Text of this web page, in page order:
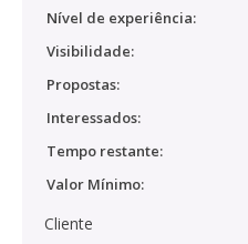
Nível de experiência:
Visibilidade:
Propostas:
Interessados:
Tempo restante:
Valor Mínimo:
Cliente